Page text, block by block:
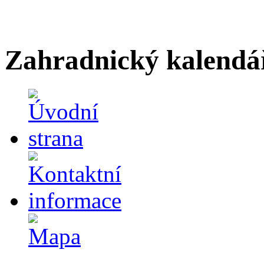
Zahradnický